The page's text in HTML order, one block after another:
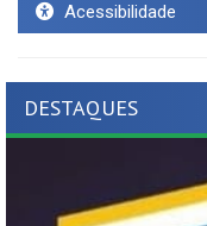
Acessibilidade
DESTAQUES